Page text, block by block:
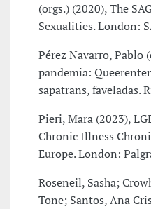
(orgs.) (2020), The
Sexualities. London:
Pérez Navarro, Pablo
pandemia:
sapatrans, faveladas.
Pieri, Mara (2023),
Chronic Illness
Europe. London:
Roseneil, Sasha;
Tone; Santos, Ana